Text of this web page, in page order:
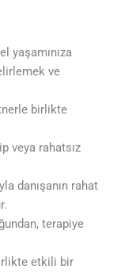
yaşamınıza
ve
birlikte
veya rahatsız
danışanın rahat
terapiye
etkili bir